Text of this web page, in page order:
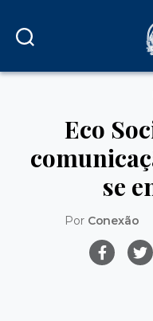
Eco
se
Por Conexão